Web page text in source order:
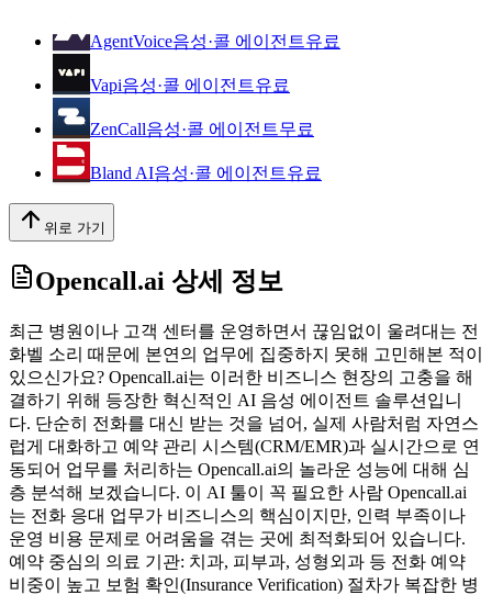
AgentVoice음성·콜 에이전트유료
Vapi음성·콜 에이전트유료
ZenCall음성·콜 에이전트무료
Bland AI음성·콜 에이전트유료
위로 가기
Opencall.ai 상세 정보
최근 병원이나 고객 센터를 운영하면서 끊임없이 울려대는 전
화벨 소리 때문에 본연의 업무에 집중하지 못해 고민해본 적이
있으신가요? Opencall.ai는 이러한 비즈니스 현장의 고충을 해
결하기 위해 등장한 혁신적인 AI 음성 에이전트 솔루션입니
다. 단순히 전화를 대신 받는 것을 넘어, 실제 사람처럼 자연스
럽게 대화하고 예약 관리 시스템(CRM/EMR)과 실시간으로 연
동되어 업무를 처리하는 Opencall.ai의 놀라운 성능에 대해 심
층 분석해 보겠습니다. 이 AI 툴이 꼭 필요한 사람 Opencall.ai
는 전화 응대 업무가 비즈니스의 핵심이지만, 인력 부족이나
운영 비용 문제로 어려움을 겪는 곳에 최적화되어 있습니다.
예약 중심의 의료 기관: 치과, 피부과, 성형외과 등 전화 예약
비중이 높고 보험 확인(Insurance Verification) 절차가 복잡한 병